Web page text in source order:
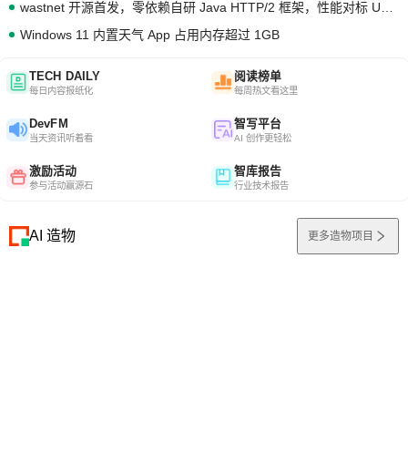
Windows 11 内置天气 App 占用内存超过 1GB
TECH DAILY
每日内容报纸化
阅读榜单
每周热文看这里
DevFM
当天资讯听着看
智写平台
AI 创作更轻松
激励活动
参与活动赢源石
智库报告
行业技术报告
AI 造物 更多造物项目